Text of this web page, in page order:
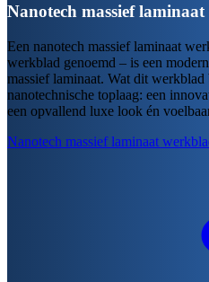
Nanotech massief
Een nanotech massief laminaat
werkblad genoemd – is een
massief laminaat. Wat dit
nanotechnische toplaag: een
een opvallend luxe look én
Nanotech massief laminaat